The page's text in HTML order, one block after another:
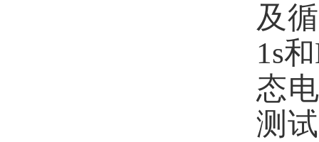
及
1s和
态
测